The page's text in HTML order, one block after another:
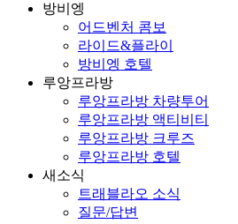
방비엥
어드벤처 콤보
라이드&플라이
방비엥 호텔
루앙프라방
루앙프라방 차량투어
루앙프라방 액티비티
루앙프라방 크루즈
루앙프라방 호텔
새소식
트래블라오 소식
질문/답변